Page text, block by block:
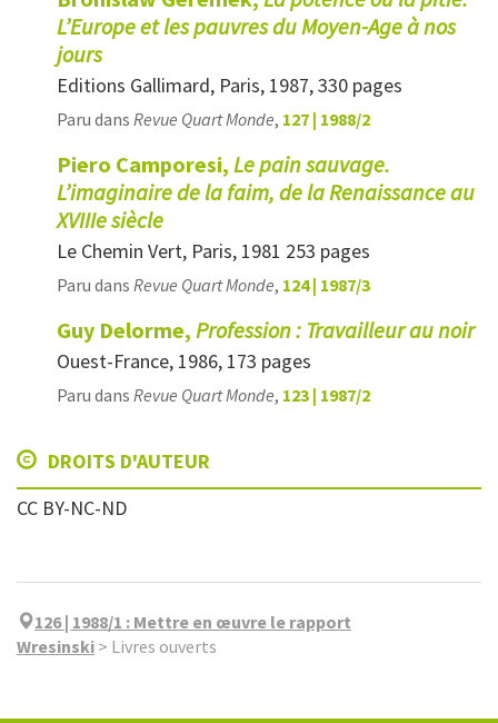
L’Europe et les pauvres du Moyen-Age à nos
jours
Editions Gallimard, Paris, 1987, 330 pages
Paru dans Revue Quart Monde, 127 | 1988/2
Piero Camporesi, Le pain sauvage.
L’imaginaire de la faim, de la Renaissance au
XVIIIe siècle
Le Chemin Vert, Paris, 1981 253 pages
Paru dans Revue Quart Monde, 124 | 1987/3
Guy Delorme, Profession : Travailleur au noir
Ouest-France, 1986, 173 pages
Paru dans Revue Quart Monde, 123 | 1987/2
DROITS D'AUTEUR
CC BY-NC-ND
126 | 1988/1 : Mettre en œuvre le rapport
Wresinski > Livres ouverts